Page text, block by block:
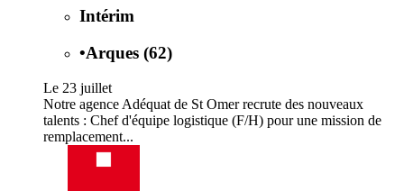
Intérim
•Arques (62)
Le 23 juillet
Notre agence Adéquat de St Omer recrute des nouveaux
talents : Chef d'équipe logistique (F/H) pour une mission de
remplacement...